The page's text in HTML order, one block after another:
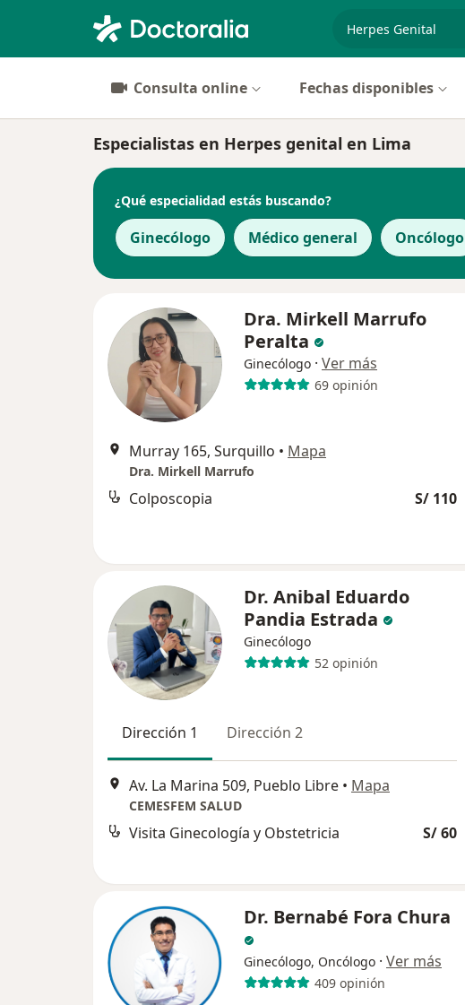
Consulta online Fechas disponibles
Especialistas en Herpes genital en Lima
¿Qué especialidad estás buscando?
Ginecólogo Médico general Oncólogo
Dra. Mirkell Marrufo
Peralta
Ginecólogo · Ver más
69 opinión
Murray 165, Surquillo • Mapa
Dra. Mirkell Marrufo
Colposcopia S/ 110
Dr. Anibal Eduardo
Pandia Estrada
Ginecólogo
52 opinión
Dirección 1 Dirección 2
Av. La Marina 509, Pueblo Libre • Mapa
CEMESFEM SALUD
Visita Ginecología y Obstetricia S/ 60
Dr. Bernabé Fora Chura
Ginecólogo, Oncólogo · Ver más
409 opinión